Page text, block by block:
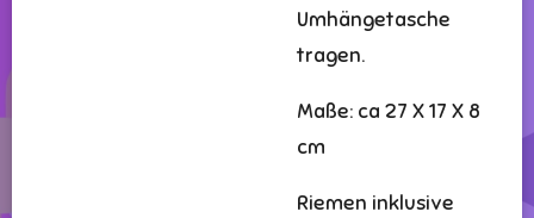
Umhängetasche
tragen.
Maße: ca 27 X 17 X 8
cm
Riemen inklusive